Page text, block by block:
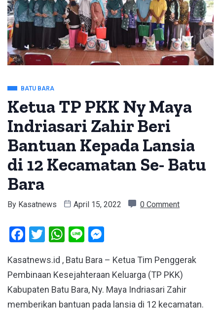
BATU BARA
Ketua TP PKK Ny Maya
Indriasari Zahir Beri
Bantuan Kepada Lansia
di 12 Kecamatan Se- Batu
Bara
By Kasatnews April 15, 2022 0 Comment
Facebook
Twitter
WhatsApp
Line
Kasatnews.id , Batu Bara – Ketua Tim Penggerak
Pembinaan Kesejahteraan Keluarga (TP PKK)
Kabupaten Batu Bara, Ny. Maya Indriasari Zahir
memberikan bantuan pada lansia di 12 kecamatan.